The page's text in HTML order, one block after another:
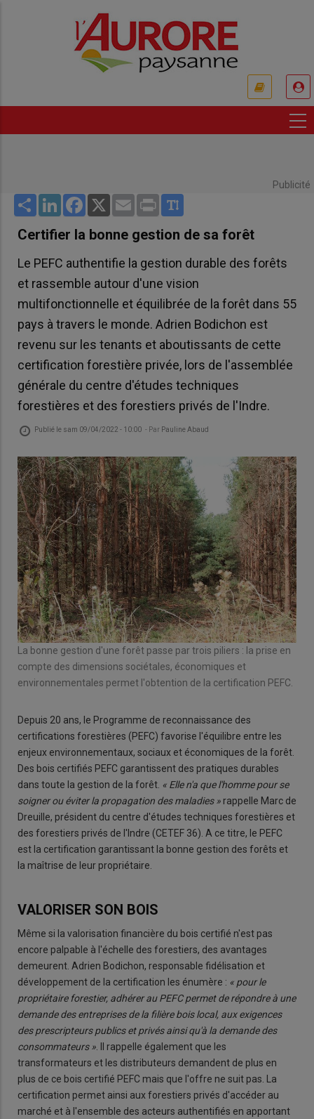
Publicité
Share LinkedInFacebook
X Email Print
Certifier la bonne gestion de sa forêt
Le PEFC authentifie la gestion durable des forêts
et rassemble autour d'une vision
multifonctionnelle et équilibrée de la forêt dans 55
pays à travers le monde. Adrien Bodichon est
revenu sur les tenants et aboutissants de cette
certification forestière privée, lors de l'assemblée
générale du centre d'études techniques
forestières et des forestiers privés de l'Indre.
Publié le sam 09/04/2022 - 10:00 - Par Pauline Abaud
La bonne gestion d'une forêt passe par trois piliers : la prise en
compte des dimensions sociétales, économiques et
environnementales permet l'obtention de la certification PEFC.
Depuis 20 ans, le Programme de reconnaissance des
certifications forestières (PEFC) favorise l'équilibre entre les
enjeux environnementaux, sociaux et économiques de la forêt.
Des bois certifiés PEFC garantissent des pratiques durables
dans toute la gestion de la forêt. « Elle n'a que l'homme pour se
soigner ou éviter la propagation des maladies » rappelle Marc de
Dreuille, président du centre d'études techniques forestières et
des forestiers privés de l'Indre (CETEF 36). A ce titre, le PEFC
est la certification garantissant la bonne gestion des forêts et
la maîtrise de leur propriétaire.
VALORISER SON BOIS
Même si la valorisation financière du bois certifié n'est pas
encore palpable à l'échelle des forestiers, des avantages
demeurent. Adrien Bodichon, responsable fidélisation et
développement de la certification les énumère : « pour le
propriétaire forestier, adhérer au PEFC permet de répondre à une
demande des entreprises de la filière bois local, aux exigences
des prescripteurs publics et privés ainsi qu'à la demande des
consommateurs » . Il rappelle également que les
transformateurs et les distributeurs demandent de plus en
plus de ce bois certifié PEFC mais que l'offre ne suit pas. La
certification permet ainsi aux forestiers privés d'accéder au
marché et à l'ensemble des acteurs authentifiés en apportant